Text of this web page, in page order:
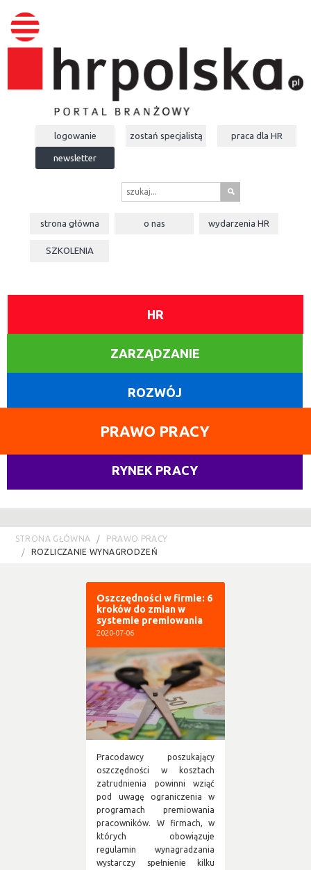
logowanie zostań specjalistą praca dla HR
newsletter
s
strona główna o nas wydarzeniaHR
SZKOLENIA
HR
ZARZĄDZANIE
ROZWÓJ
PRAWO PRACY
RYNEK PRACY
STRONA GŁÓWNA
PRAWO PRACY
ROZLICZANIE WYNAGRODZEŃ
Oszczędności w firmie: 6
kroków do zmian w
systemie premiowania
2020-07-06
Pracodawcy poszukający
oszczędności w kosztach
zatrudnienia powinni wziąć
pod uwagę ograniczenia w
programach premiowania
pracowników. W firmach, w
których obowiązuje
regulamin wynagradzania
wystarczy spełnienie kilku